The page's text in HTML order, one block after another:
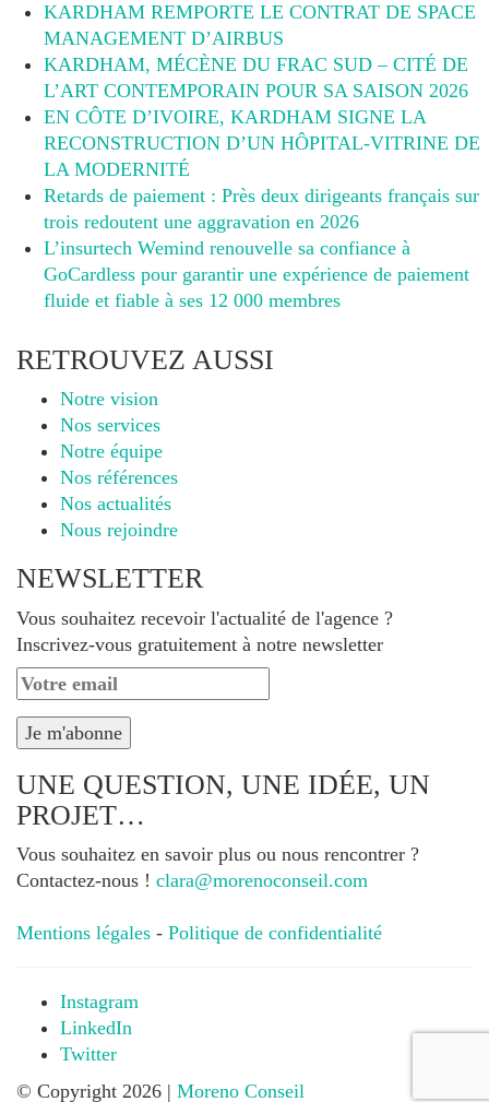
KARDHAM REMPORTE LE CONTRAT DE SPACE
MANAGEMENT D’AIRBUS
KARDHAM, MÉCÈNE DU FRAC SUD – CITÉ DE
L’ART CONTEMPORAIN POUR SA SAISON 2026
EN CÔTE D’IVOIRE, KARDHAM SIGNE LA
RECONSTRUCTION D’UN HÔPITAL-VITRINE DE
LA MODERNITÉ
Retards de paiement : Près deux dirigeants français sur
trois redoutent une aggravation en 2026
L’insurtech Wemind renouvelle sa confiance à
GoCardless pour garantir une expérience de paiement
fluide et fiable à ses 12 000 membres
RETROUVEZ AUSSI
Notre vision
Nos services
Notre équipe
Nos références
Nos actualités
Nous rejoindre
NEWSLETTER
Vous souhaitez recevoir l'actualité de l'agence ?
Inscrivez-vous gratuitement à notre newsletter
UNE QUESTION, UNE IDÉE, UN
PROJET…
Vous souhaitez en savoir plus ou nous rencontrer ?
Contactez-nous ! clara@morenoconseil.com
Mentions légales - Politique de confidentialité
Instagram
LinkedIn
Twitter
© Copyright 2026 | Moreno Conseil